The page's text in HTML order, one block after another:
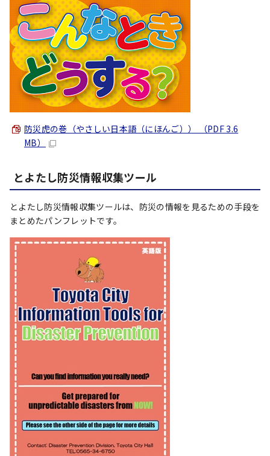
防災虎の巻（やさしい日本語（にほんご）） （PDF 3.6
MB）
とよたし防災情報収集ツール
とよたし防災情報収集ツールは、防災の情報を見るための手段を
まとめたパンフレットです。